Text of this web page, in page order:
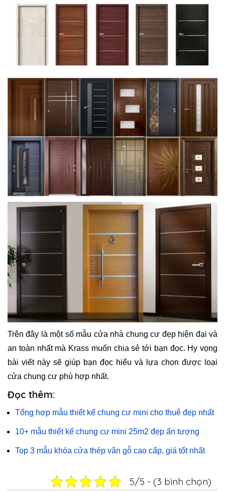
Trên đây là một số mẫu cửa nhà chung cư đẹp hiện đại và
an toàn nhất mà Krass muốn chia sẻ tới bạn đọc. Hy vọng
bài viết này sẽ giúp bạn đọc hiểu và lựa chọn được loại
cửa chung cư phù hợp nhất.
Đọc thêm:
Tổng hợp mẫu thiết kế chung cư mini cho thuê đẹp nhất
10+ mẫu thiết kế chung cư mini 25m2 đẹp ấn tượng
Top 3 mẫu khóa cửa thép vân gỗ cao cấp, giá tốt nhất
5/5 - (3 bình chọn)